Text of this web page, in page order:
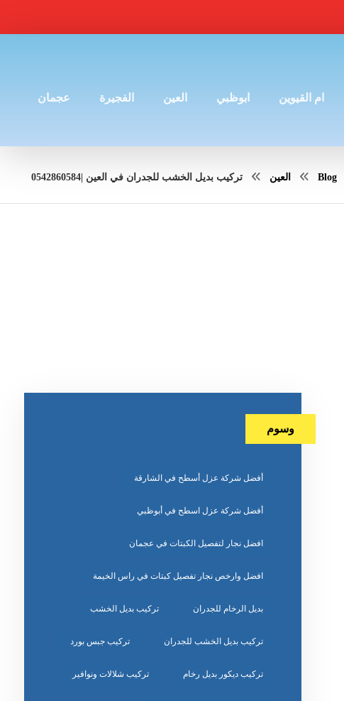
ام القيوين ابوظبي العين الفجيرة عجمان
Blog العين تركيب بديل الخشب للجدران في العين |0542860584
وسوم
أفضل شركة عزل أسطح في الشارقة
أفضل شركة عزل اسطح في أبوظبي
افضل نجار لتفصيل الكبتات في عجمان
افضل وارخص نجار تفصيل كبتات في راس الخيمة
بديل الرخام للجدران تركيب بديل الخشب
تركيب بديل الخشب للجدران تركيب جبس بورد
تركيب ديكور بديل رخام تركيب شلالات ونوافير